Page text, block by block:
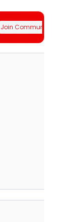
Join Community